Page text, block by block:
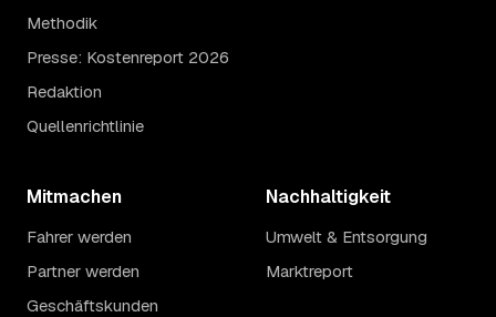
Methodik
Presse: Kostenreport 2026
Redaktion
Quellenrichtlinie
Mitmachen
Fahrer werden
Partner werden
Geschäftskunden
Nachhaltigkeit
Umwelt & Entsorgung
Marktreport